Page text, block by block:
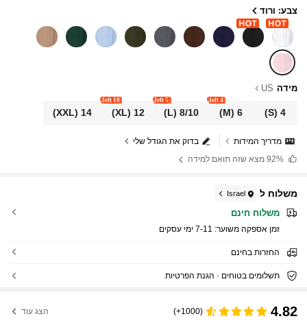
צבע: ורוד
מידה US
4
(S)
6
(M)
4 left
8/10
(L)
5 left
12
(XL)
10 left
14
(XXL)
בדוק את הגודל שלי
מדריך המידות
מצא שזה תואם למידה
משלוח ל Israel
משלוח חינם
זמן אספקה ​​משוער: 7-11 ימי עסקים
החזרות בחינם
תשלומים בטוחים · הגנת הפרטיות
4.82
(1000+) הצג עוד